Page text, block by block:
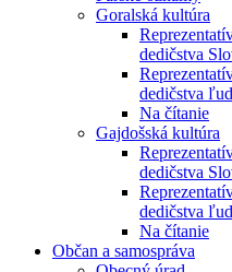
Goralská kultúra
dedičstva
dedičstva
Na čítanie
Gajdošská kultúra
dedičstva
dedičstva
Na čítanie
Občan a samospráva